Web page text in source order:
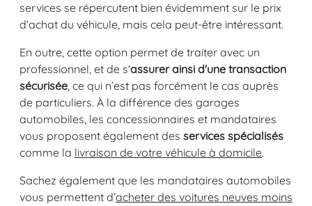
services se répercutent bien évidemment sur le prix
d’achat du véhicule, mais cela peut-être intéressant.
En outre, cette option permet de traiter avec un
professionnel, et de s'assurer ainsi d'une transaction
sécurisée, ce qui n’est pas forcément le cas auprès
de particuliers. À la différence des garages
automobiles, les concessionnaires et mandataires
vous proposent également des services spécialisés
comme la livraison de votre véhicule à domicile.
Sachez également que les mandataires automobiles
vous permettent d’acheter des voitures neuves moins